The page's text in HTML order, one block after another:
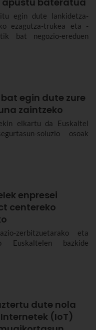
egin dute lankidetza-
ezagutza-trukea eta -
bat negozio-ereduen
egin dute zure
zaintzeko
elkartu da Euskaltel
soluzio osoak
enpresei
centereko
zerbitzuetarako eta
Euskaltelen bazkide
dute nola
(IoT)